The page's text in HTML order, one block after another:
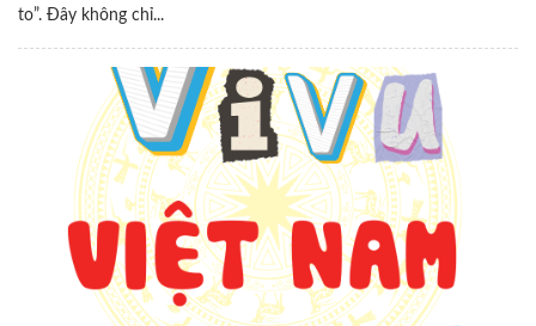
to”. Đây không chỉ...